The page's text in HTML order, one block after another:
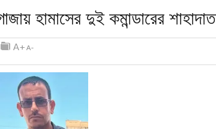
হামাসের দুই কমান্ডারের শাহাদাত